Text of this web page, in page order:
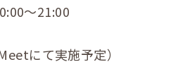
～21:00
にて実施予定）